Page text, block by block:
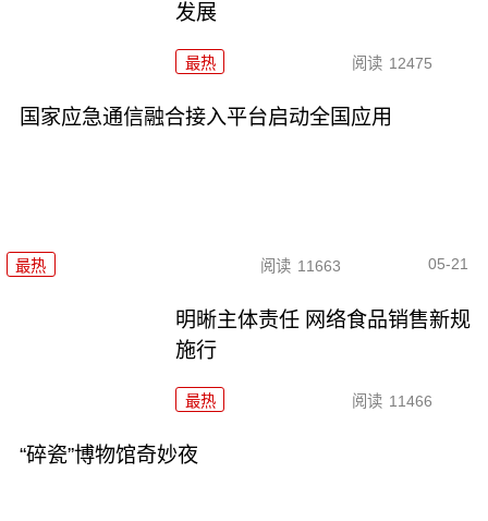
发展
最热 阅读 12475
国家应急通信融合接入平台启动全国应用
最热 阅读 11663 05-21
明晰主体责任 网络食品销售新规
施行
最热 阅读 11466
“碎瓷”博物馆奇妙夜